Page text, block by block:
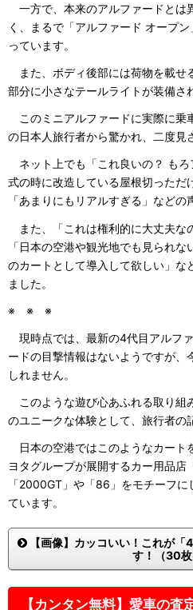
一方で、本来のアルファードとは
く、まるで「アルファード オープ
っています。
また、ボディ後部には荷物を載せ
部分に小さなテールライトが装備さ
このミニアルファードに実際に乗
の日本人旅行者から驚かれ、二度見
ネット上でも「これ良いの？ もろ
式の時に改造している屋根切っただ
「あまりにもリアルすぎる」などの
また、「これは権利的に大丈夫な
「日本の空港や観光地でも見られ
のカートとして導入して欲しい」な
ました。
※ ※ ※
現時点では、最新の4代目アルフ
ードの目撃情報はないようですが、
しれません。
このような遊び心あふれる取り組
のユニークな体験として、旅行者の
日本の空港ではこのようなカート
ヨタグループが展開するカー用品店
「2000GT」や「86」をモチーフ
ています。
【画像】カッコいい！これが「
す！（30枚
【カンタン無料】愛車の査